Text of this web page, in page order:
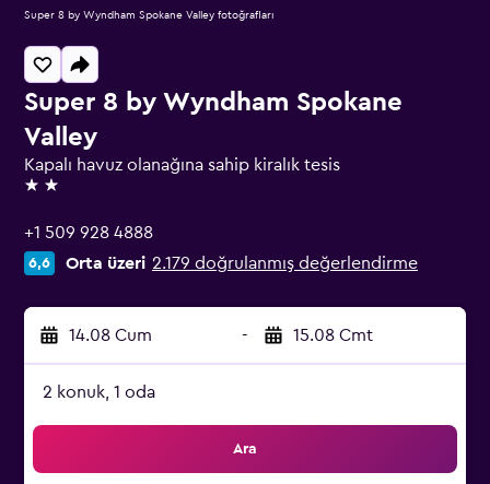
Super 8 by Wyndham Spokane
Valley
Kapalı havuz olanağına sahip kiralık tesis
2 yıldız
+1 509 928 4888
6,6 Orta üzeri 2.179 doğrulanmış değerlendirme
14.08 Cum - 15.08 Cmt
2 konuk, 1 oda
Ara
Super 8 by Wyndham Spokane Valley fotoğrafları